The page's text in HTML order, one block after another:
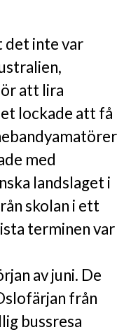
det inte var
att lira
lockade att få
med
landslaget i
skolan i ett
terminen var
av juni. De
från
bussresa